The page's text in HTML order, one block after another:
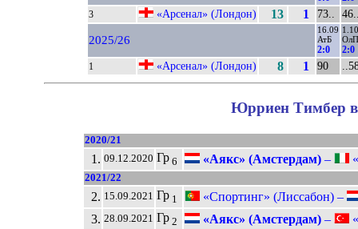
3 «Арсенал» (Лондон) 13 1 73..
2025/26
16.09
АтБ
2:0
1.10
ОлП
2:0
1 «Арсенал» (Лондон) 8 1 90
Юрриен Тимбер в
2020/21
1. 09.12.2020 Гр6 «Аякс» (Амстердам)–
2021/22
2. 15.09.2021 Гр1
«Спортинг» (Лиссабон) –
3. 28.09.2021 Гр2 «Аякс» (Амстердам)–